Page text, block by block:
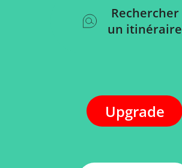
Rechercher
un itinéraire
Upgrade